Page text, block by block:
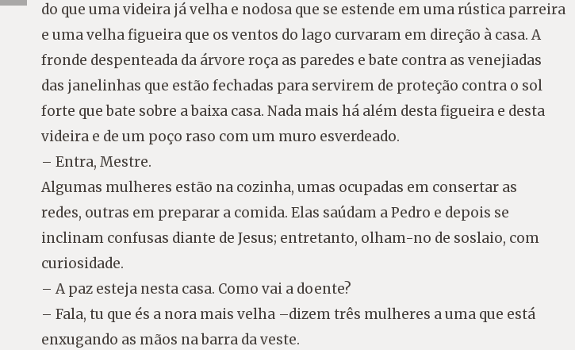
do que uma videira já velha e nodosa que se estende em uma rústica parreira
e uma velha figueira que os ventos do lago curvaram em direção à casa. A
fronde despenteada da árvore roça as paredes e bate contra as venejiadas
das janelinhas que estão fechadas para servirem de proteção contra o sol
forte que bate sobre a baixa casa. Nada mais há além desta figueira e desta
videira e de um poço raso com um muro esverdeado.
– Entra, Mestre.
Algumas mulheres estão na cozinha, umas ocupadas em consertar as
redes, outras em preparar a comida. Elas saúdam a Pedro e depois se
inclinam confusas diante de Jesus; entretanto, olham-no de soslaio, com
curiosidade.
– A paz esteja nesta casa. Como vai a doente?
– Fala, tu que és a nora mais velha –dizem três mulheres a uma que está
enxugando as mãos na barra da veste.